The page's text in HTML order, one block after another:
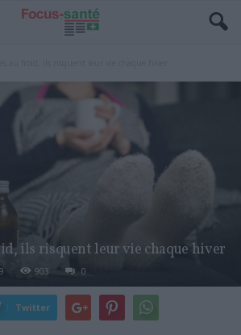
ils risquent leur vie chaque hiver
903 0
Twitter